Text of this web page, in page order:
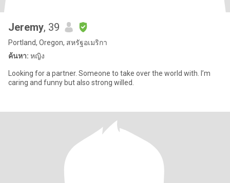
Jeremy, 39
Portland, Oregon, สหรัฐอเมริกา
ค้นหา: หญิง
Looking for a partner. Someone to take over the world with. I’m
caring and funny but also strong willed.